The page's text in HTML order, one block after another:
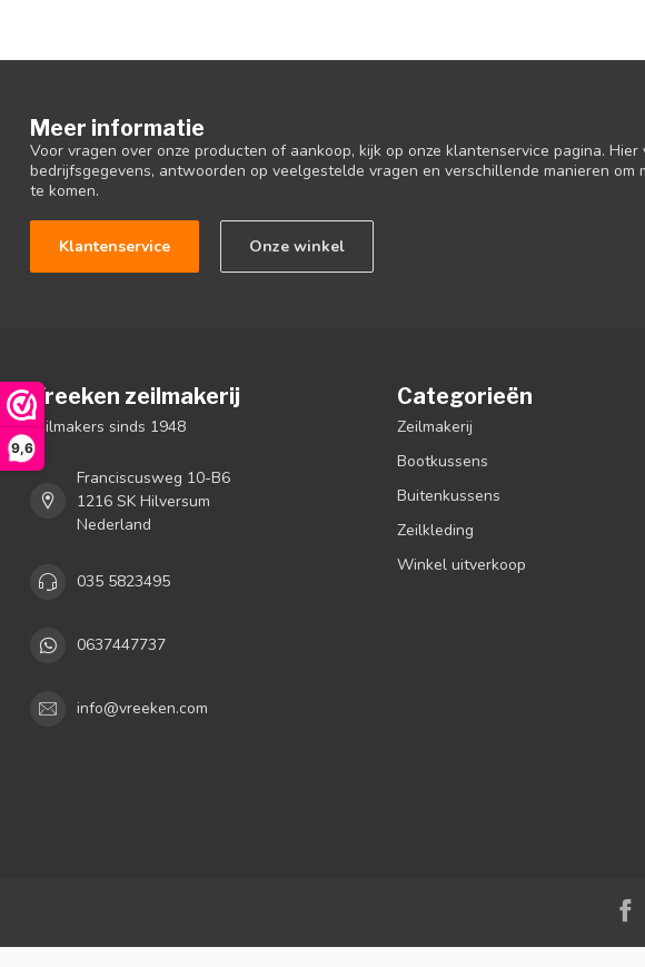
9,6
Meer informatie
Voor vragen over onze producten of aankoop, kijk op onze klantenservice pagina. Hier
bedrijfsgegevens, antwoorden op veelgestelde vragen en verschillende manieren om
te komen.
Klantenservice Onze winkel
Vreeken zeilmakerij
zeilmakers sinds 1948
Franciscusweg 10-B6
1216 SK Hilversum
Nederland
035 5823495
0637447737
info@vreeken.com
Categorieën
Zeilmakerij
Bootkussens
Buitenkussens
Zeilkleding
Winkel uitverkoop